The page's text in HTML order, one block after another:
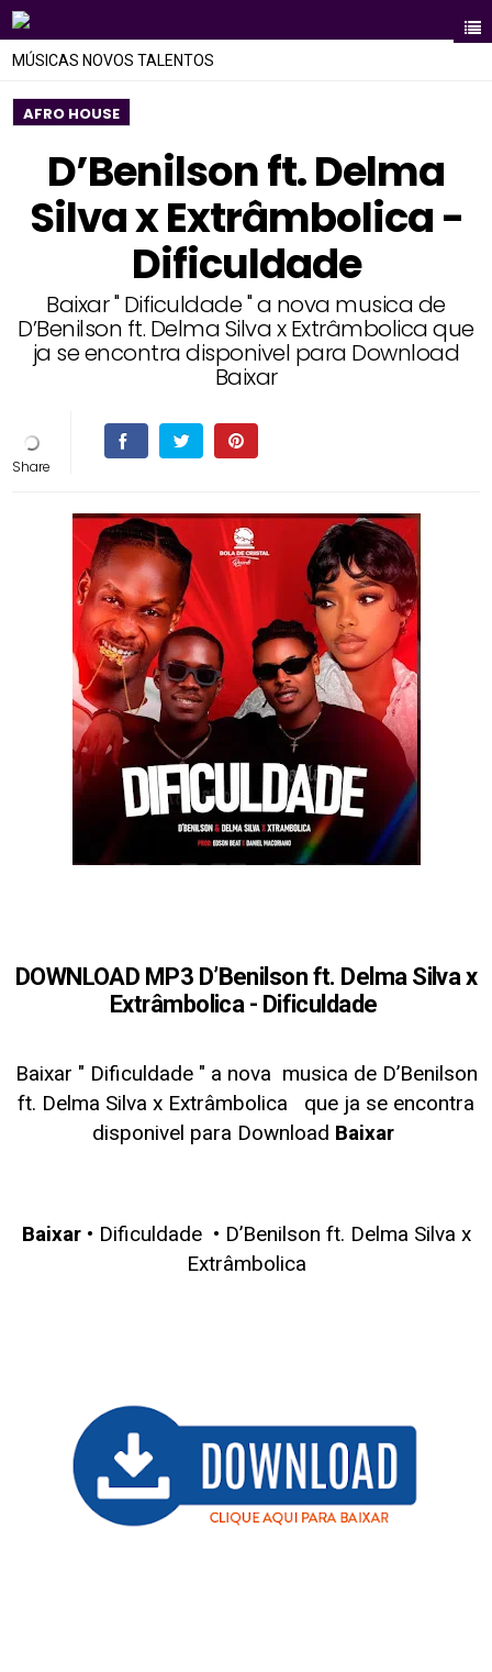
MÚSICAS NOVOS TALENTOS
AFRO HOUSE
D’Benilson ft. Delma
Silva x Extrâmbolica -
Dificuldade
Baixar " Dificuldade " a nova musica de
D’Benilson ft. Delma Silva x Extrâmbolica que
ja se encontra disponivel para Download
Baixar
DOWNLOAD MP3 D’Benilson ft. Delma Silva x
Extrâmbolica - Dificuldade
Baixar " Dificuldade" a nova musica de D’Benilson
ft. Delma Silva x Extrâmbolica
que ja se encontra
disponivel para Download Baixar
Baixar• Dificuldade • D’Benilson ft. Delma Silva x
Extrâmbolica